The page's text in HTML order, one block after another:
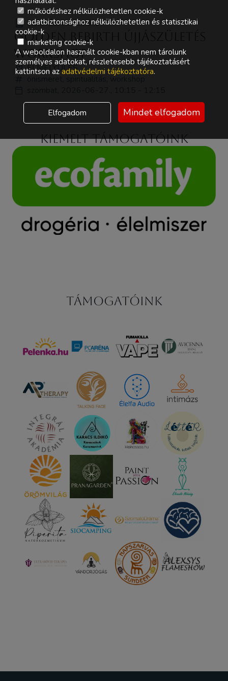
Holovács Annamária
Golden Rebirth Újjászületés
workshop
ELMÉLYÜLÉS
önismeret, spiritualitás, workshop
Kiemelt támogatóink
Támogatóink
működéshez nélkülözhetetlen cookie-k
adatbiztonsághoz nélkülözhetetlen és statisztikai
cookie-k
marketing cookie-k
A weboldalon használt cookie-kban nem tárolunk
személyes adatokat, részletesebb tájékoztatásért
kattintson az adatvédelmi tájékoztatóra.
Elfogadom Mindet elfogadom